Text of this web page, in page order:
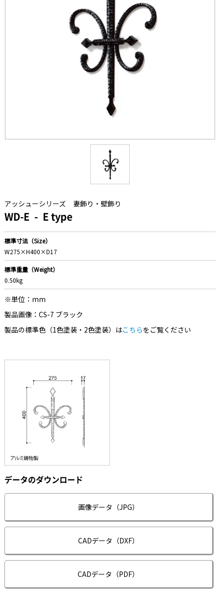
アッシューシリーズ 妻飾り・壁飾り
WD-E E type
標準寸法（Size）
W275×H400×D17
標準重量（Weight）
0.50kg
※単位：mm
製品画像：CS-7 ブラック
製品の標準色（1色塗装・2色塗装）はこちらをご覧ください
データのダウンロード
画像データ（JPG）
CADデータ（DXF）
CADデータ（PDF）